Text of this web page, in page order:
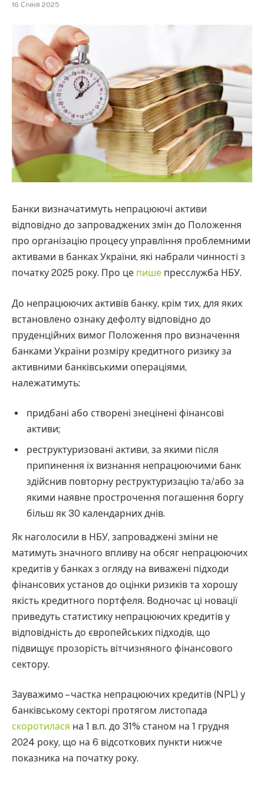
16 Січня 2025
Банки визначатимуть непрацюючі активи
відповідно до запроваджених змін до Положення
про організацію процесу управління проблемними
активами в банках України, які набрали чинності з
початку 2025 року. Про це пише пресслужба НБУ.
До непрацюючих активів банку, крім тих, для яких
встановлено ознаку дефолту відповідно до
пруденційних вимог Положення про визначення
банками України розміру кредитного ризику за
активними банківськими операціями,
належатимуть:
придбані або створені знецінені фінансові
активи;
реструктуризовані активи, за якими після
припинення їх визнання непрацюючими банк
здійснив повторну реструктуризацію та/або за
якими наявне прострочення погашення боргу
більш як 30 календарних днів.
Як наголосили в НБУ, запроваджені зміни не
матимуть значного впливу на обсяг непрацюючих
кредитів у банках з огляду на виважені підходи
фінансових установ до оцінки ризиків та хорошу
якість кредитного портфеля. Водночас ці новації
приведуть статистику непрацюючих кредитів у
відповідність до європейських підходів, що
підвищує прозорість вітчизняного фінансового
сектору.
Зауважимо – частка непрацюючих кредитів (NPL) у
банківському секторі протягом листопада
скоротилася на 1 в.п. до 31% станом на 1 грудня
2024 року, що на 6 відсоткових пункти нижче
показника на початку року.